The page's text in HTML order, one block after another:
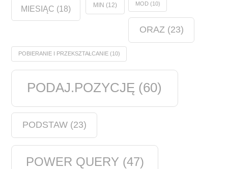
MIESIĄC (18) MIN (12) MOD(10)
ORAZ(23)
POBIERANIE I PRZEKSZTAŁCANIE(10)
PODAJ.POZYCJĘ (60)
PODSTAW(23)
POWER QUERY (47)